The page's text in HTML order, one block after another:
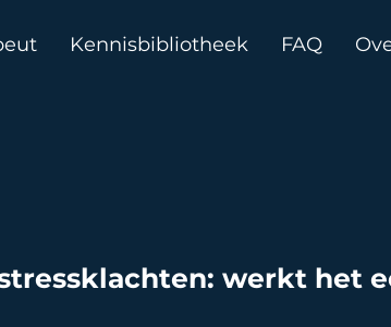
Kennisbibliotheek FAQ
werkt het